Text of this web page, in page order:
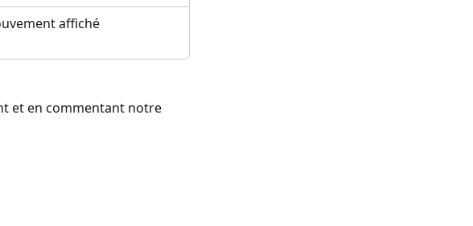
affiché
et en commentant notre